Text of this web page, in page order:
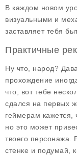
В каждом новом
визуальными и
заставляет тебя
Практичные
Ну что, народ?
прохождение
что, вот тебе
сдался на первых
геймерам кажется,
но это может
твоего персонажа.
стенке и подумай,